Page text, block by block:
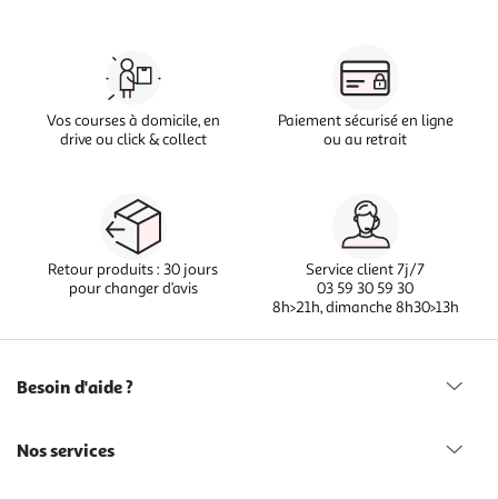
Vos courses à domicile, en
drive ou click & collect
Paiement sécurisé en ligne
ou au retrait
Retour produits : 30 jours
pour changer d’avis
Service client 7j/7
03 59 30 59 30
8h>21h, dimanche 8h30>13h
Besoin d'aide ?
Nos services